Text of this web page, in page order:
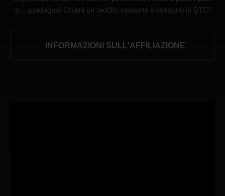
e... guadagna! Ottieni un reddito costante e duraturo in BTC!
INFORMAZIONI SULL'AFFILIAZIONE